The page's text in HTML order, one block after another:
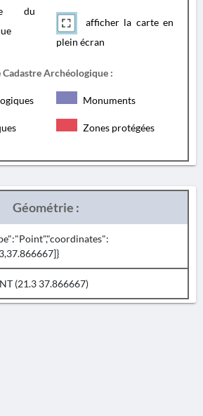
du
afficher la carte en
plein écran
Archéologique :
Monuments
Zones protégées
Géométrie :
(21.3 37.866667)